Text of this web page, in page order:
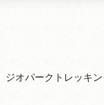
ジオパークトレッキ